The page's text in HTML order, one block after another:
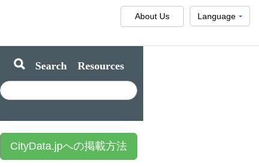
Language
About Us
Search Resources
CityData.jpへの掲載方法